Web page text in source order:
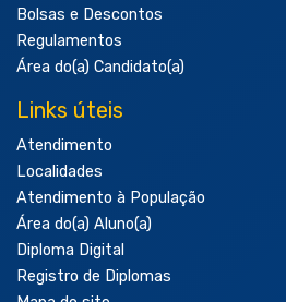
Bolsas e Descontos
Regulamentos
Área do(a) Candidato(a)
Links úteis
Atendimento
Localidades
Atendimento à População
Área do(a) Aluno(a)
Diploma Digital
Registro de Diplomas